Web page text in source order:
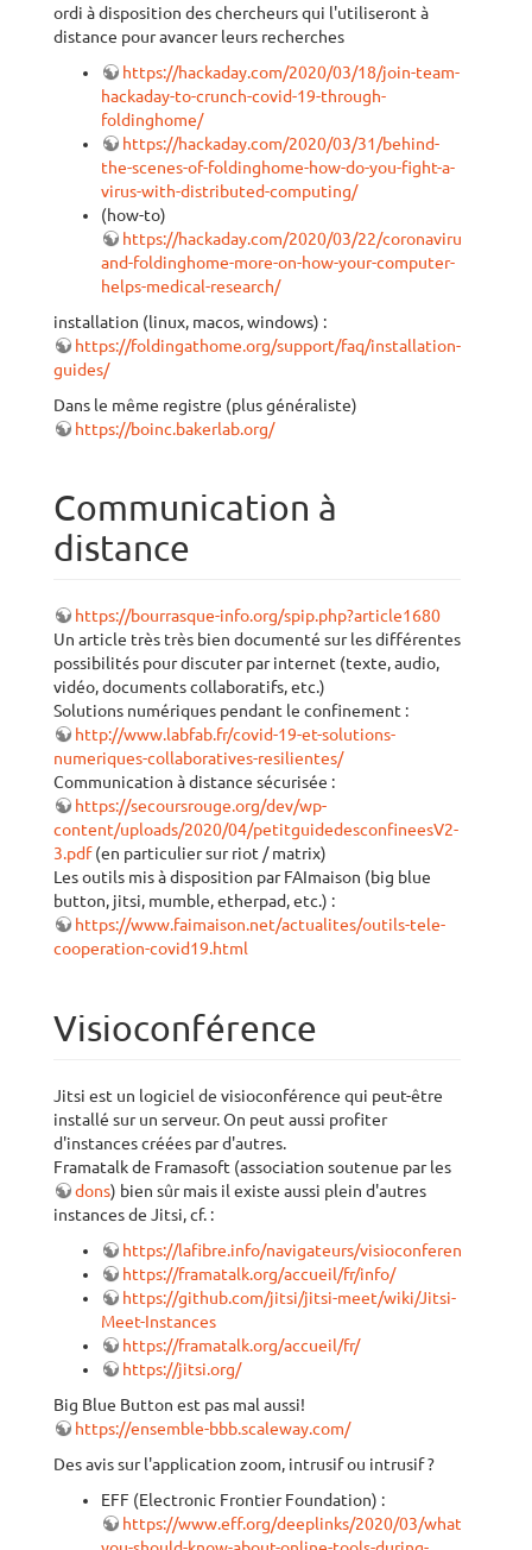
ordi à disposition des chercheurs qui l'utiliseront à
distance pour avancer leurs recherches
https://hackaday.com/2020/03/18/join-team-
hackaday-to-crunch-covid-19-through-
foldinghome/
https://hackaday.com/2020/03/31/behind-
the-scenes-of-foldinghome-how-do-you-fight-a-
virus-with-distributed-computing/
(how-to)
https://hackaday.com/2020/03/22/coronavirus-
and-foldinghome-more-on-how-your-computer-
helps-medical-research/
installation (linux, macos, windows) :
https://foldingathome.org/support/faq/installation-
guides/
Dans le même registre (plus généraliste)
https://boinc.bakerlab.org/
Communication à
distance
https://bourrasque-info.org/spip.php?article1680
Un article très très bien documenté sur les différentes
possibilités pour discuter par internet (texte, audio,
vidéo, documents collaboratifs, etc.)
Solutions numériques pendant le confinement :
http://www.labfab.fr/covid-19-et-solutions-
numeriques-collaboratives-resilientes/
Communication à distance sécurisée :
https://secoursrouge.org/dev/wp-
content/uploads/2020/04/petitguidedesconfineesV2-
3.pdf(en particulier sur riot / matrix)
Les outils mis à disposition par FAImaison (big blue
button, jitsi, mumble, etherpad, etc.) :
https://www.faimaison.net/actualites/outils-tele-
cooperation-covid19.html
Visioconférence
Jitsi est un logiciel de visioconférence qui peut-être
installé sur un serveur. On peut aussi profiter
d'instances créées par d'autres.
Framatalk de Framasoft (association soutenue par les
dons) bien sûr mais il existe aussi plein d'autres
instances de Jitsi, cf. :
https://lafibre.info/navigateurs/visioconference/
https://framatalk.org/accueil/fr/info/
https://github.com/jitsi/jitsi-meet/wiki/Jitsi-
Meet-Instances
https://framatalk.org/accueil/fr/
https://jitsi.org/
Big Blue Button est pas mal aussi!
https://ensemble-bbb.scaleway.com/
Des avis sur l'application zoom, intrusif ou intrusif ?
EFF (Electronic Frontier Foundation) :
https://www.eff.org/deeplinks/2020/03/what-